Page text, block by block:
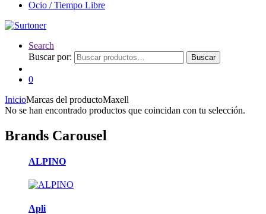
Ocio / Tiempo Libre
Search
Buscar por:
Buscar
0
InicioMarcas del productoMaxell
No se han encontrado productos que coincidan con tu selección.
Brands Carousel
ALPINO
Apli